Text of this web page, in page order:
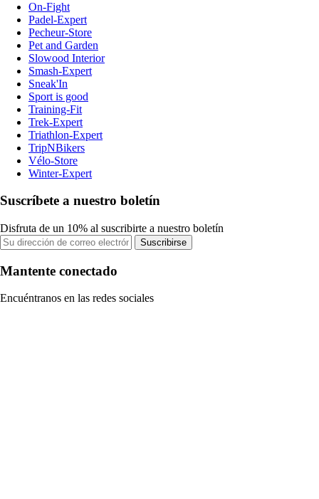
On-Fight
Padel-Expert
Pecheur-Store
Pet and Garden
Slowood Interior
Smash-Expert
Sneak'In
Sport is good
Training-Fit
Trek-Expert
Triathlon-Expert
TripNBikers
Vélo-Store
Winter-Expert
Suscríbete a nuestro boletín
Disfruta de un 10% al suscribirte a nuestro boletín
Suscribirse
Mantente conectado
Encuéntranos en las redes sociales